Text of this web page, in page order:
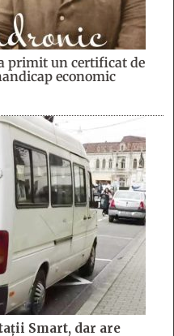
primit un certificat de
economic
Smart, dar are